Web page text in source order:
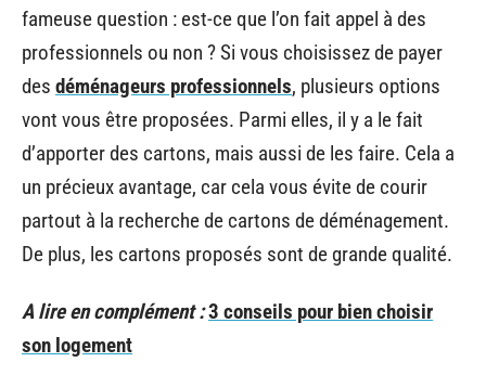
fameuse question : est-ce que l’on fait appel à des
professionnels ou non ? Si vous choisissez de payer
des déménageurs professionnels, plusieurs options
vont vous être proposées. Parmi elles, il y a le fait
d’apporter des cartons, mais aussi de les faire. Cela a
un précieux avantage, car cela vous évite de courir
partout à la recherche de cartons de déménagement.
De plus, les cartons proposés sont de grande qualité.
A lire en complément :3 conseils pour bien choisir
son logement